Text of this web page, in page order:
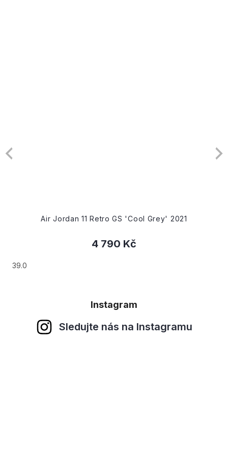
Air Jordan 11 Retro GS 'Cool Grey' 2021
4 790 Kč
39.0
Instagram
Sledujte nás na Instagramu